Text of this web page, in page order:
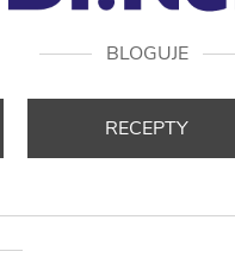
BLOGUJE
RECEPTY